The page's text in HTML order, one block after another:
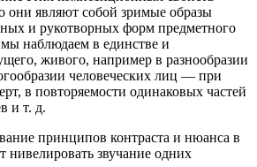
они являют собой зримые образы
и рукотворных форм предметного
наблюдаем в единстве и
живого, например в разнообразии
человеческих лиц — при
в повторяемости одинаковых частей
и т. д.
принципов контраста и нюанса в
нивелировать звучание одних